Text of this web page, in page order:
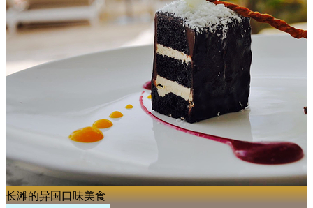
长滩的异国口味美食